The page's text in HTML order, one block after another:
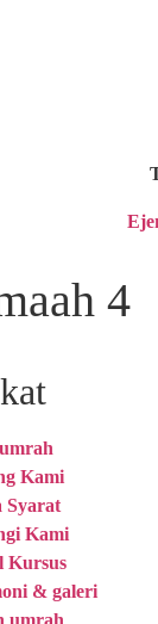
4
Kami
Syarat
Kami
Kursus
& galeri
umrah